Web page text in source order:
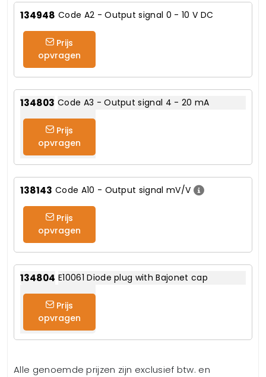
134948 Code A2 - Output signal 0 - 10 V DC
Prijs
opvragen
134803 Code A3 - Output signal 4 - 20 mA
Prijs
opvragen
138143 Code A10 - Output signal mV/V
Prijs
opvragen
134804 E10061 Diode plug with Bajonet cap
Prijs
opvragen
Alle genoemde prijzen zijn exclusief btw. en